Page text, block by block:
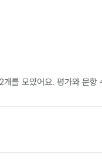
개를 모았어요. 평가와 문항